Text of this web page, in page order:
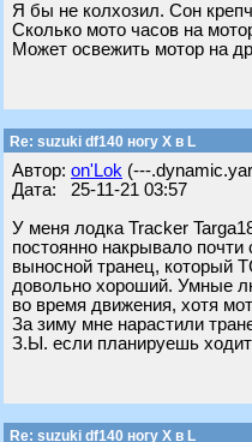
Я бы не колхозил. Сон
Сколько мото часов на
Может освежить мотор на
Re: suzuki df140 ногу X в L
Автор: on'Lok (---
Дата: 25-11-21 03:57
У меня лодка Tracker
постоянно накрывало
выносной транец, который
довольно хороший. Умные
во время движения, хотя
За зиму мне нарастили
З.Ы. если планируешь
Re: suzuki df140 ногу X в L